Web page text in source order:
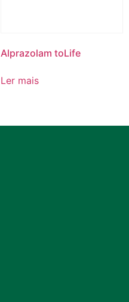
Alprazolam toLife
Ler mais